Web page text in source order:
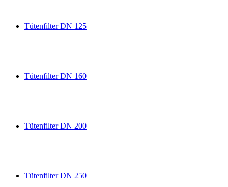
Tütenfilter DN 125
Tütenfilter DN 160
Tütenfilter DN 200
Tütenfilter DN 250